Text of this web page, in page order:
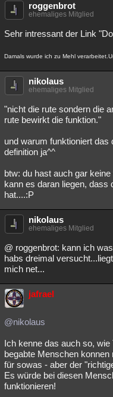
roggenbrot
ehemaliges Mitglied
Sehr intressant der Link
Damals wurde ich zu Mehl
nikolaus
ehemaliges Mitglied
"nicht die rute sondern die
rute bewirkt die funktion."
und warum funktioniert
definition ja^^
btw: du hast auch gar
kann es daran liegen, dass
hat....:P
nikolaus
ehemaliges Mitglied
@ roggenbrot: kann ich
habs dreimal
mich net...
jafrael
@nikolaus
Ich kenne das auch so,
begabte Menschen
für sowas - aber der
Es würde bei diesen
funktionieren!